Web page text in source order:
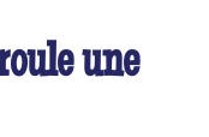
une